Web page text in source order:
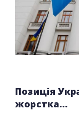
Позиція
жорстка…